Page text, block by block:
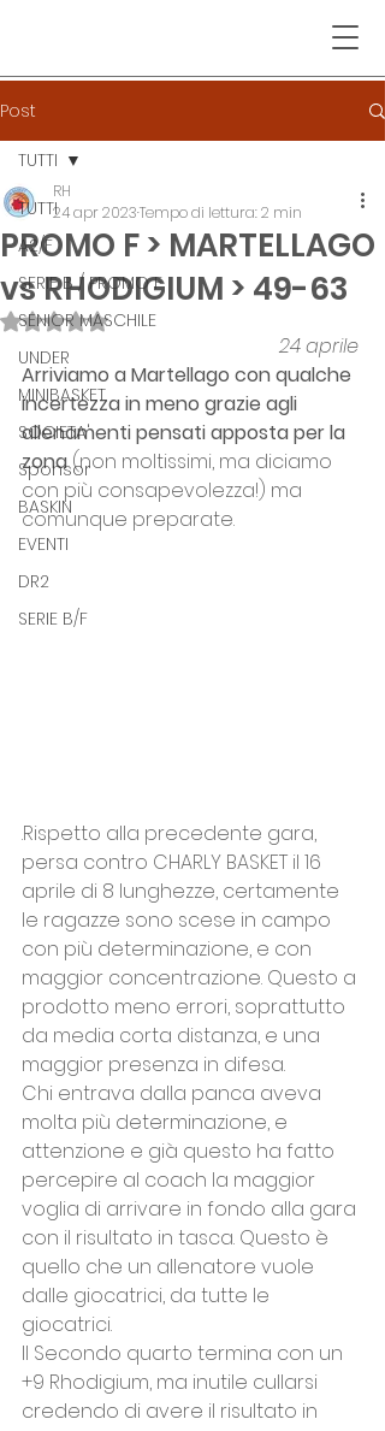
Post
TUTTI
A2/F
SERIE B / PROMO F
SENIOR MASCHILE
UNDER
MINIBASKET
SOCIETA'
Sponsor
BASKIN
EVENTI
DR2
SERIE B/F
TUTTI
PROMO F > MARTELLAGO
vs RHODIGIUM > 49-63
RH
24 apr 2023Tempo di lettura: 2 min
Valutazione NaN stelle su 5.
24 aprile
Arriviamo a Martellago con qualche
incertezza in meno grazie agli
allenamenti pensati apposta per la
zona (non moltissimi, ma diciamo
con più consapevolezza!) ma
comunque preparate.
.Rispetto alla precedente gara,
persa contro CHARLY BASKET il 16
aprile di 8 lunghezze, certamente
le ragazze sono scese in campo
con più determinazione, e con
maggior concentrazione. Questo a
prodotto meno errori, soprattutto
da media corta distanza, e una
maggior presenza in difesa.
Chi entrava dalla panca aveva
molta più determinazione, e
attenzione e già questo ha fatto
percepire al coach la maggior
voglia di arrivare in fondo alla gara
con il risultato in tasca. Questo è
quello che un allenatore vuole
dalle giocatrici, da tutte le
giocatrici.
Il Secondo quarto termina con un
+9 Rhodigium, ma inutile cullarsi
credendo di avere il risultato in